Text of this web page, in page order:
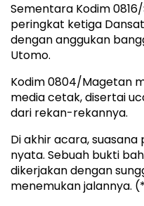
Sementara Kodim
peringkat ketiga
dengan anggukan
Utomo.
Kodim 0804/Magetan
media cetak, disertai
dari rekan-rekannya.
Di akhir acara,
nyata. Sebuah bukti
dikerjakan dengan
menemukan jalannya.